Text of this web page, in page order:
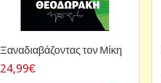
Ξαναδιαβάζοντας τον Μίκη
24,99€